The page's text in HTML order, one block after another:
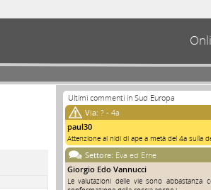
Ultimi commenti in Sud Europa
Via: ? - 4a
paul30
Attenzione ai nidi di ape a metà del 4a sulla
Settore: Eva ed Erne
Giorgio Edo Vannucci
Le valutazioni delle vie sono abbastanza